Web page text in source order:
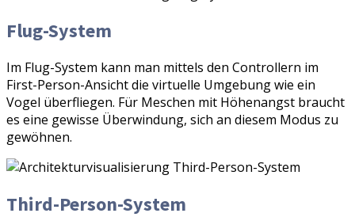
Flug-System
Im Flug-System kann man mittels den Controllern im
First-Person-Ansicht die virtuelle Umgebung wie ein
Vogel überfliegen. Für Meschen mit Höhenangst braucht
es eine gewisse Überwindung, sich an diesem Modus zu
gewöhnen.
Third-Person-System